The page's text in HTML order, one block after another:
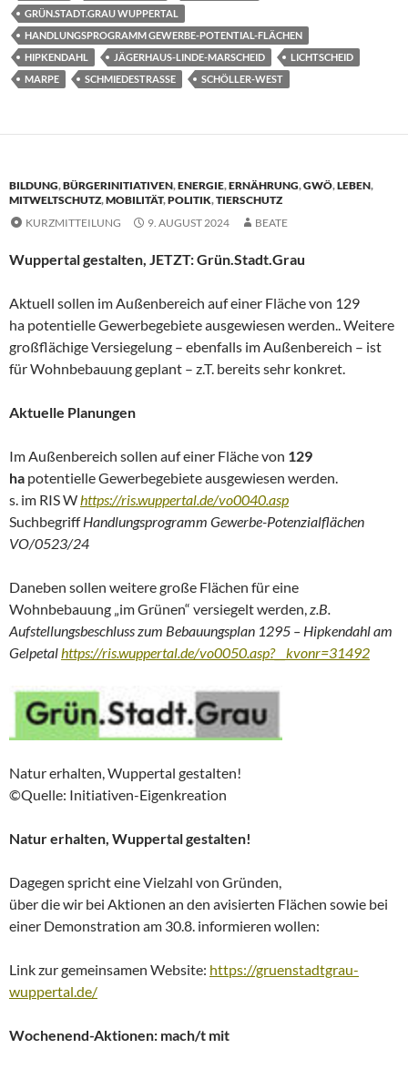
GRÜN.STADT.GRAU WUPPERTAL
HANDLUNGSPROGRAMM GEWERBE-POTENTIAL-FLÄCHEN
HIPKENDAHL
JÄGERHAUS-LINDE-MARSCHEID
LICHTSCHEID
MARPE
SCHMIEDESTRASSE SCHÖLLER-WEST
BILDUNG,BÜRGERINITIATIVEN,ENERGIE,ERNÄHRUNG,GWÖ,LEBEN,
MITWELTSCHUTZ,MOBILITÄT,POLITIK,TIERSCHUTZ
KURZMITTEILUNG
9. AUGUST 2024 BEATE
Wuppertal gestalten, JETZT: Grün.Stadt.Grau
Aktuell sollen im Außenbereich auf einer Fläche von 129
ha potentielle Gewerbegebiete ausgewiesen werden.. Weitere
großflächige Versiegelung – ebenfalls im Außenbereich – ist
für Wohnbebauung geplant – z.T. bereits sehr konkret.
Aktuelle Planungen
Im Außenbereich sollen auf einer Fläche von 129
ha potentielle Gewerbegebiete ausgewiesen werden.
s. im RIS Whttps://ris.wuppertal.de/vo0040.asp
SuchbegriffHandlungsprogramm Gewerbe-Potenzialflächen
VO/0523/24
Daneben sollen weitere große Flächen für eine
Wohnbebauung „im Grünen“ versiegelt werden,z.B.
Aufstellungsbeschluss zum Bebauungsplan 1295 – Hipkendahl am
Gelpetalhttps://ris.wuppertal.de/vo0050.asp?__kvonr=31492
Natur erhalten, Wuppertal gestalten!
©Quelle: Initiativen-Eigenkreation
Natur erhalten, Wuppertal gestalten!
Dagegen spricht eine Vielzahl von Gründen,
über die wir bei Aktionen an den avisierten Flächen sowie bei
einer Demonstration am 30.8. informieren wollen:
Link zur gemeinsamen Website: https://gruenstadtgrau-
wuppertal.de/
Wochenend-Aktionen: mach/t mit